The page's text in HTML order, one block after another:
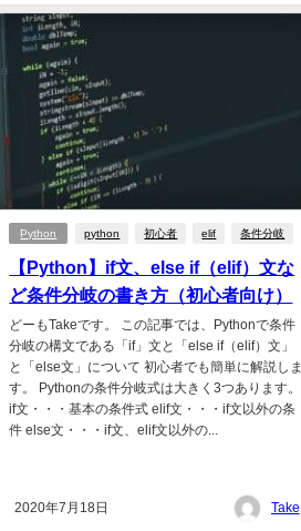
Python python 初心者 elif 条件分岐
【Python】if文、else if（elif）文な
ど条件分岐の書き方（初心者向け）
どーもTakeです。 この記事では、Pythonで条件
分岐の構文である「if」文と「else if（elif）文」
と「else文」について 初心者でも簡単に解説しま
す。 Pythonの条件分岐式は大きく3つあります。
if文・・・基本の条件式 elif文・・・if文以外の条
件 else文・・・if文、elif文以外の...
2020年7月18日 Take